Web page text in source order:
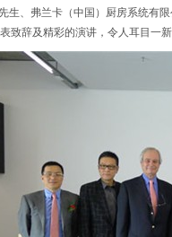
生、弗兰卡（中国）厨房系统有
致辞及精彩的演讲，令人耳目一